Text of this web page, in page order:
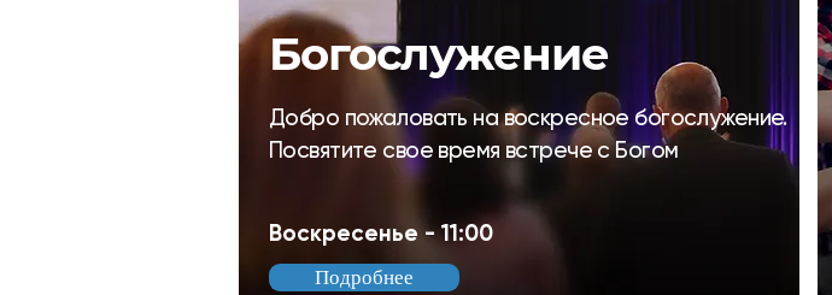
Богослужение
Добро пожаловать на воскресное богослужение.
Посвятите свое время встрече с Богом
Подробнее
Воскресенье - 11:00